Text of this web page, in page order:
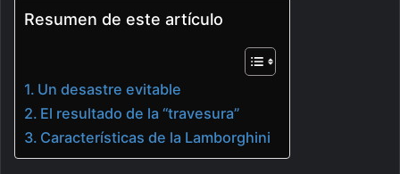
Resumen de este artículo
Un desastre evitable
El resultado de la “travesura”
Características de la Lamborghini